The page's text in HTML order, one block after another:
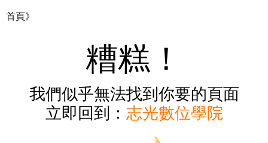
首頁》
糟糕！
我們似乎無法找到你要的頁面
立即回到： 志光數位學院